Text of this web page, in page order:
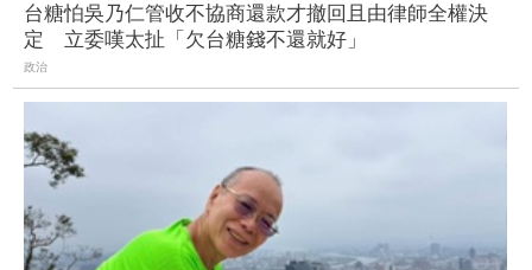
台糖怕吳乃仁管收不協商還款才撤回且由律師全權決
定 立委嘆太扯「欠台糖錢不還就好」
政治